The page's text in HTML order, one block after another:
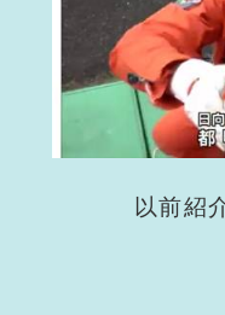
以前紹